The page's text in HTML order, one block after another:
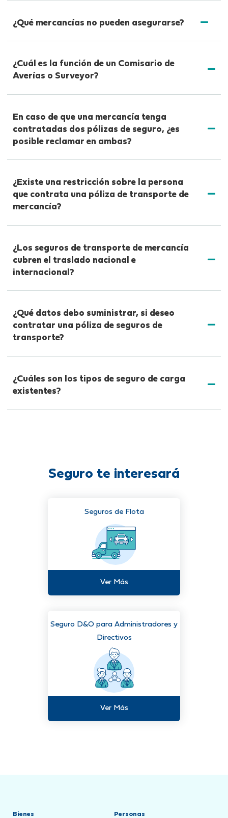
¿Qué mercancías no pueden asegurarse?
¿Cuál es la función de un Comisario de
Averías o Surveyor?
En caso de que una mercancía tenga
contratadas dos pólizas de seguro, ¿es
posible reclamar en ambas?
¿Existe una restricción sobre la persona
que contrata una póliza de transporte de
mercancía?
¿Los seguros de transporte de mercancía
cubren el traslado nacional e
internacional?
¿Qué datos debo suministrar, si deseo
contratar una póliza de seguros de
transporte?
¿Cuáles son los tipos de seguro de carga
existentes?
Seguro te interesará
Seguros de Flota
Ver Más
Seguro D&O para Administradores y
Directivos
Ver Más
Bienes Personas